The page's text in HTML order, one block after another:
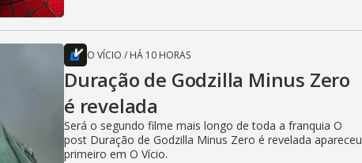
O VÍCIO / HÁ 10 HORAS
Duração de Godzilla Minus Zero
é revelada
Será o segundo filme mais longo de toda a franquia O
post Duração de Godzilla Minus Zero é revelada apareceu
primeiro em O Vício.